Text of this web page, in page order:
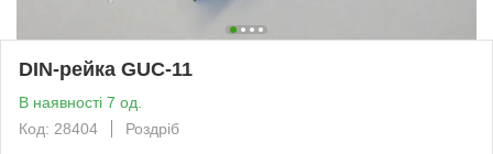
DIN-рейка GUC-11
В наявності 7 од.
Код: 28404
Роздріб